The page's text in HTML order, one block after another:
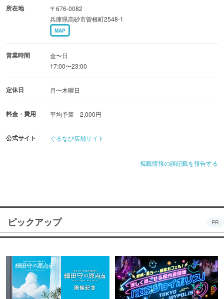
ます。
食事を通して人と人がつながる、そんな想いが込められて
◆日常使いしやすい温かな空間
すい雰囲気。
普段の食事からちょっとした外食まで、幅広いシーンに寄
所在地
〒676-0082
兵庫県高砂市曽根町2548-1
MAP
営業時間
金〜日
17:00〜23:00
定休日 月〜木曜日
料金・費用 平均予算 2,000円
公式サイト ぐるなび店舗サイト
掲載情報の誤記載を報告する
ピックアップ PR